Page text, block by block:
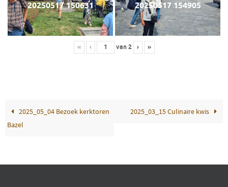
20250517 150631 20250517 154905
« ‹ van2 › »
2025_05_04 Bezoek kerktoren
Bazel
2025_03_15 Culinaire kwis